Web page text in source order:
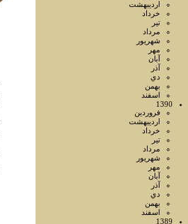
ارديبهشت
خرداد
تير
مرداد
شهريور
مهر
آبان
آذر
دي
بهمن
اسفند
1390
فروردين
ارديبهشت
خرداد
تير
مرداد
شهريور
مهر
آبان
آذر
دي
بهمن
اسفند
1389